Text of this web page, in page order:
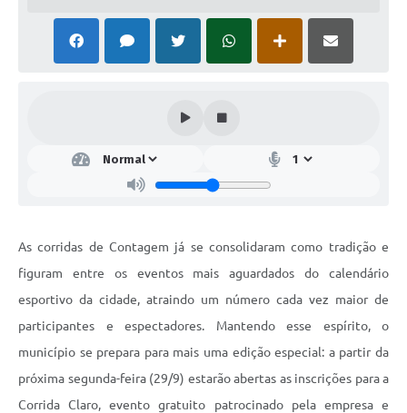
As corridas de Contagem já se consolidaram como tradição e
figuram entre os eventos mais aguardados do calendário
esportivo da cidade, atraindo um número cada vez maior de
participantes e espectadores. Mantendo esse espírito, o
município se prepara para mais uma edição especial: a partir da
próxima segunda-feira (29/9) estarão abertas as inscrições para a
Corrida Claro, evento gratuito patrocinado pela empresa e